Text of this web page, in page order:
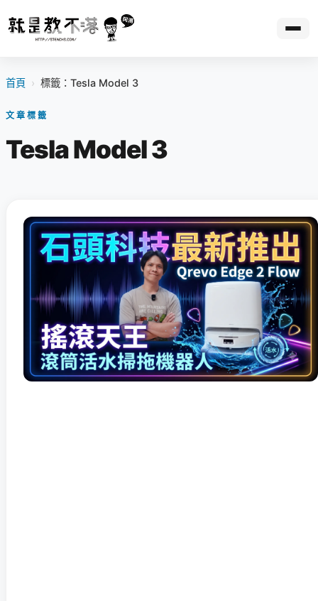
首頁 › 標籤：Tesla Model 3
文章標籤
Tesla Model 3